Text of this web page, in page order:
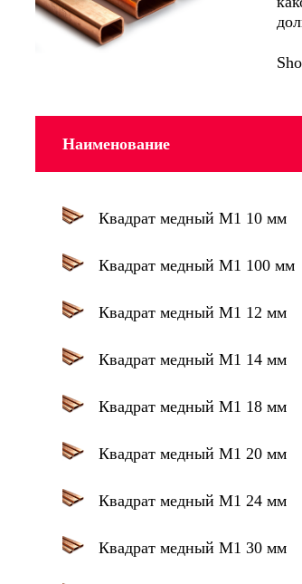
Наименование
Квадрат медный М1 10 мм
Квадрат медный М1 100 мм
Квадрат медный М1 12 мм
Квадрат медный М1 14 мм
Квадрат медный М1 18 мм
Квадрат медный М1 20 мм
Квадрат медный М1 24 мм
Квадрат медный М1 30 мм